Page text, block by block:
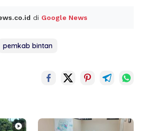
di Google News
pemkab bintan